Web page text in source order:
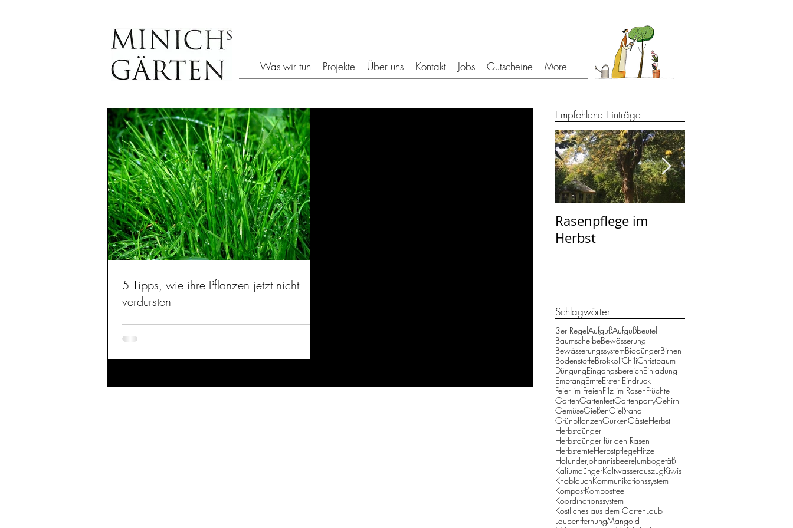
Was wir tun Projekte Über uns Kontakt Jobs Gutscheine More
5 Tipps, wie ihre Pflanzen jetzt nicht
verdursten
Pflanzen brauchen Wasser
Empfohlene Einträge
Rasenpflege im
Herbst
Schlagwörter
3er RegelAufgußAufgußbeutel
BaumscheibeBewässerung
BewässerungssystemBiodüngerBirnen
BodenstoffeBrokkoliChiliChristbaum
DüngungEingangsbereichEinladung
EmpfangErnteErster Eindruck
Feier im FreienFilz im RasenFrüchte
GartenGartenfestGartenpartyGehirn
GemüseGießenGießrand
GrünpflanzenGurkenGästeHerbst
Herbstdünger
Herbstdünger für den Rasen
HerbsternteHerbstpflegeHitze
HolunderJohannisbeereJumbogefäß
KaliumdüngerKaltwasserauszugKiwis
KnoblauchKommunikationssystem
KompostKomposttee
Koordinationssystem
Köstliches aus dem GartenLaub
LaubentfernungMangold